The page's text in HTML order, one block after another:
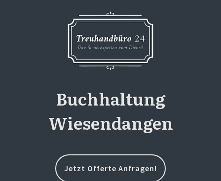
Buchhaltung
Wiesendangen
Jetzt Offerte Anfragen!